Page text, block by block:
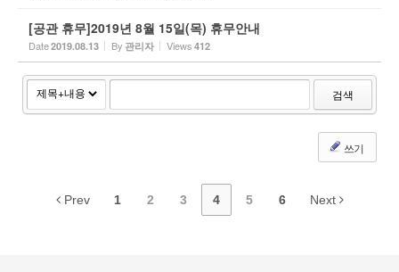
[공관 휴무]2019년 8월 15일(목) 휴무안내
Date2019.08.13 By 관리자 Views 412
검색
쓰기
Prev 1 2 3 4 5 6 Next